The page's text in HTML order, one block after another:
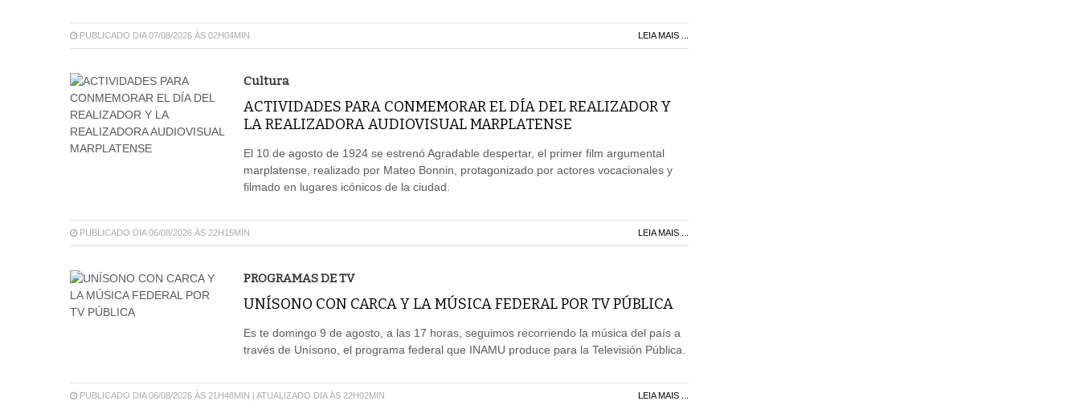
PUBLICADO DIA 07/08/2026 ÀS 02H04MIN LEIA MAIS ...
Cultura
ACTIVIDADES PARA CONMEMORAR EL DÍA DEL REALIZADOR Y
LA REALIZADORA AUDIOVISUAL MARPLATENSE
El 10 de agosto de 1924 se estrenó Agradable despertar, el primer film argumental
marplatense, realizado por Mateo Bonnin, protagonizado por actores vocacionales y
filmado en lugares icónicos de la ciudad.
PUBLICADO DIA 06/08/2026 ÀS 22H15MIN LEIA MAIS ...
PROGRAMAS DE TV
UNÍSONO CON CARCA Y LA MÚSICA FEDERAL POR TV PÚBLICA
Es te domingo 9 de agosto, a las 17 horas, seguimos recorriendo la música del país a
través de Unísono, el programa federal que INAMU produce para la Televisión Pública.
PUBLICADO DIA 06/08/2026 ÀS 21H48MIN | ATUALIZADO DIA ÀS 22H02MIN LEIA MAIS ...